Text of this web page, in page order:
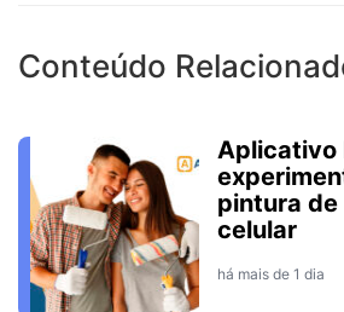
Conteúdo
Aplicativo
pintura
celular
há mais de 1 dia